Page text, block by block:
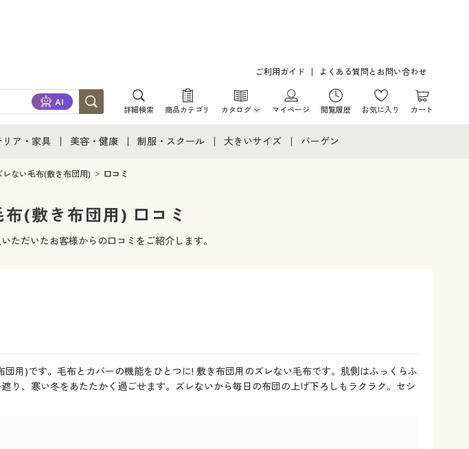
ご利用ガイド よくある質問とお問い合わせ
詳細検索 商品カテゴリ カタログ
カタログ・チラシからのご注文
マイページ 閲覧履歴 お気に入り カート
ア・家具
リア・家具通販すべて
美容・健康
美容・健康通販すべて
美容・健康・サプリメント
制服・スクール
制服・学生服
ジュニア・ティーンズ下着
大きいサイズ バーゲン
レない毛布(敷き布団用) 口コミ
(敷き布団用) 口コミ
ただいたお客様からの口コミをご紹介します。
用)です。毛布とカバーの機能をひとつに! 敷き布団用のズレない毛布です。肌側はふっくらふ
り、寒い冬をあたたかく過ごせます。ズレないから毎日の布団の上げ下ろしもラクラク。セシ